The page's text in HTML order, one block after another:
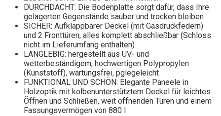
DURCHDACHT: Die Bodenplatte sorgt dafür, dass Ihre
gelagerten Gegenstände sauber und trocken bleiben
SICHER: Aufklappbarer Deckel (mit Gasdruckfedern)
und 2 Fronttüren, alles komplett abschließbar (Schloss
nicht im Lieferumfang enthalten)
LANGLEBIG: hergestellt aus UV- und
wetterbeständigem, hochwertigen Polypropylen
(Kunststoff), wartungsfrei, pglegeleicht
FUNKTIONAL UND SCHÖN: Elegante Paneele in
Holzoptik mit kolbenunterstütztem Deckel für leichtes
Öffnen und Schließen, weit öffnenden Türen und einem
Fassungsvermögen von 880 l